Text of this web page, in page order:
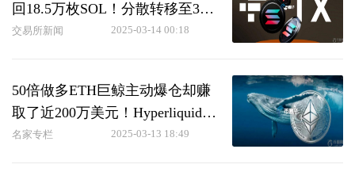
回18.5万枚SOL！分散转移至38
个钱包
交易所新闻 2025-03-14 00:18
50倍做多ETH巨鲸主动爆仓却赚
取了近200万美元！Hyperliquid损
失400万
名家专栏 2025-03-13 18:49